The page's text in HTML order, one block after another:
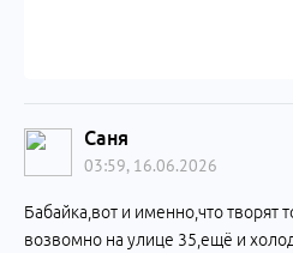
Саня
03:59, 16.06.2026
Бабайка,вот и именно,что творят
возвомно на улице 35,ещё и